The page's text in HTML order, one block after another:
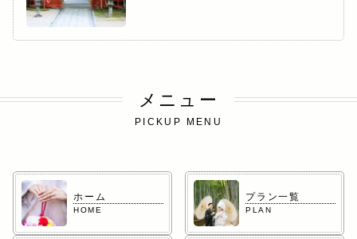
メニュー
PICKUP MENU
ホーム
HOME
プラン一覧
PLAN